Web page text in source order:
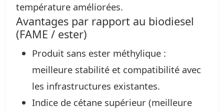
température améliorées.
Avantages par rapport au biodiesel
(FAME / ester)
Produit sans ester méthylique :
meilleure stabilité et compatibilité avec
les infrastructures existantes.
Indice de cétane supérieur (meilleure